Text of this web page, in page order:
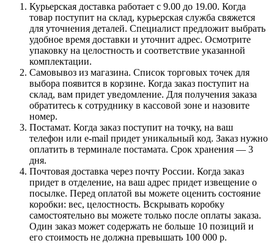
Курьерская доставка работает с 9.00 до 19.00. Когда
товар поступит на склад, курьерская служба свяжется
для уточнения деталей. Специалист предложит выбрать
удобное время доставки и уточнит адрес. Осмотрите
упаковку на целостность и соответствие указанной
комплектации.
Самовывоз из магазина. Список торговых точек для
выбора появится в корзине. Когда заказ поступит на
склад, вам придет уведомление. Для получения заказа
обратитесь к сотруднику в кассовой зоне и назовите
номер.
Постамат. Когда заказ поступит на точку, на ваш
телефон или e-mail придет уникальный код. Заказ нужно
оплатить в терминале постамата. Срок хранения — 3
дня.
Почтовая доставка через почту России. Когда заказ
придет в отделение, на ваш адрес придет извещение о
посылке. Перед оплатой вы можете оценить состояние
коробки: вес, целостность. Вскрывать коробку
самостоятельно вы можете только после оплаты заказа.
Один заказ может содержать не больше 10 позиций и
его стоимость не должна превышать 100 000 р.